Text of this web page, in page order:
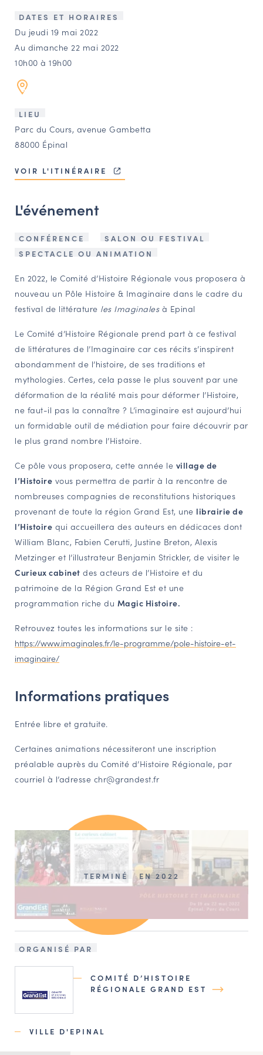
CONTACT
Agenda
Annuaire
Ressources
BOURSE D’ÉCHANGE
CARTES DES NAUDIN
Espace acteurs
NAVIGATION FILTRÉE « ACTEURS »
Comité d'Histoire Régionale
Service Inventaire et Patrimoines de la Région Grand Est
Amateurs d’histoire et de patrimoine
Responsables de structures
DATES ET HORAIRES
Du jeudi 19 mai 2022
Au dimanche 22 mai 2022
10h00 à 19h00
LIEU
Parc du Cours, avenue Gambetta
88000 Épinal
VOIR L'ITINÉRAIRE
L'événement
CONFÉRENCE
SALON OU FESTIVAL
SPECTACLE OU ANIMATION
En 2022, le Comité d’Histoire Régionale vous proposera à
nouveau un Pôle Histoire & Imaginaire dans le cadre du
festival de littérature les Imaginalesà Epinal
Le Comité d’Histoire Régionale prend part à ce festival
de littératures de l’Imaginaire car ces récits s’inspirent
abondamment de l’histoire, de ses traditions et
mythologies. Certes, cela passe le plus souvent par une
déformation de la réalité mais pour déformer l’Histoire,
ne faut-il pas la connaître ? L’imaginaire est aujourd’hui
un formidable outil de médiation pour faire découvrir par
le plus grand nombre l’Histoire.
Ce pôle vous proposera, cette année le village de
l’Histoire vous permettra de partir à la rencontre de
nombreuses compagnies de reconstitutions historiques
provenant de toute la région Grand Est, une librairie de
l’Histoire qui accueillera des auteurs en dédicaces dont
William Blanc, Fabien Cerutti, Justine Breton, Alexis
Metzinger et l’illustrateur Benjamin Strickler, de visiter le
Curieux cabinet des acteurs de l’Histoire et du
patrimoine de la Région Grand Est et une
programmation riche du Magic Histoire.
Retrouvez toutes les informations sur le site :
https://www.imaginales.fr/le-programme/pole-histoire-et-
imaginaire/
Informations pratiques
Entrée libre et gratuite.
Certaines animations nécessiteront une inscription
préalable auprès du Comité d’Histoire Régionale, par
courriel à l’adresse chr@grandest.fr
TERMINÉ EN 2022
ORGANISÉ PAR
COMITÉ D’HISTOIRE
RÉGIONALE GRAND EST
VILLE D'EPINAL